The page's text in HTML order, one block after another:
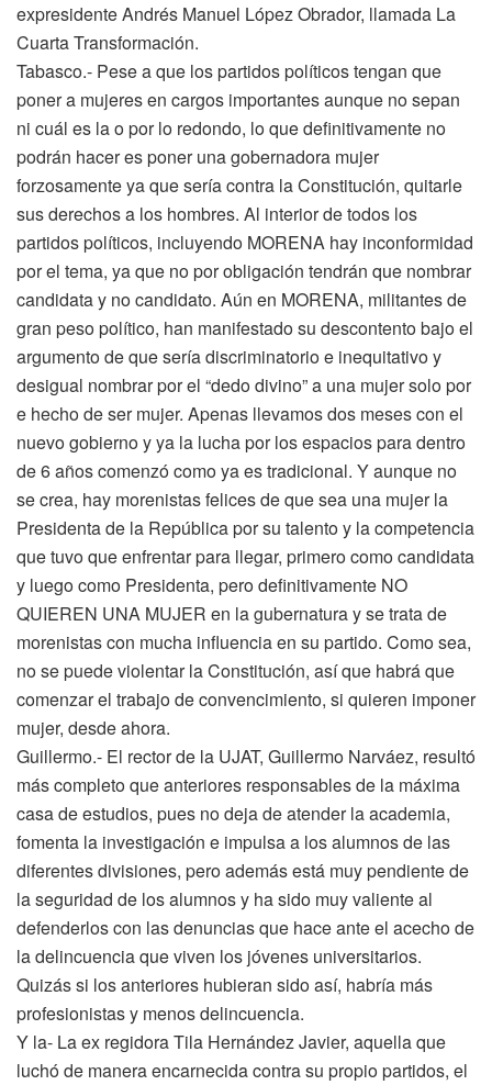
expresidente Andrés Manuel López Obrador, llamada La
Cuarta Transformación.
Tabasco.- Pese a que los partidos políticos tengan que
poner a mujeres en cargos importantes aunque no sepan
ni cuál es la o por lo redondo, lo que definitivamente no
podrán hacer es poner una gobernadora mujer
forzosamente ya que sería contra la Constitución, quitarle
sus derechos a los hombres. Al interior de todos los
partidos políticos, incluyendo MORENA hay inconformidad
por el tema, ya que no por obligación tendrán que nombrar
candidata y no candidato. Aún en MORENA, militantes de
gran peso político, han manifestado su descontento bajo el
argumento de que sería discriminatorio e inequitativo y
desigual nombrar por el “dedo divino” a una mujer solo por
e hecho de ser mujer. Apenas llevamos dos meses con el
nuevo gobierno y ya la lucha por los espacios para dentro
de 6 años comenzó como ya es tradicional. Y aunque no
se crea, hay morenistas felices de que sea una mujer la
Presidenta de la República por su talento y la competencia
que tuvo que enfrentar para llegar, primero como candidata
y luego como Presidenta, pero definitivamente NO
QUIEREN UNA MUJER en la gubernatura y se trata de
morenistas con mucha influencia en su partido. Como sea,
no se puede violentar la Constitución, así que habrá que
comenzar el trabajo de convencimiento, si quieren imponer
mujer, desde ahora.
Guillermo.- El rector de la UJAT, Guillermo Narváez, resultó
más completo que anteriores responsables de la máxima
casa de estudios, pues no deja de atender la academia,
fomenta la investigación e impulsa a los alumnos de las
diferentes divisiones, pero además está muy pendiente de
la seguridad de los alumnos y ha sido muy valiente al
defenderlos con las denuncias que hace ante el acecho de
la delincuencia que viven los jóvenes universitarios.
Quizás si los anteriores hubieran sido así, habría más
profesionistas y menos delincuencia.
Y la- La ex regidora Tila Hernández Javier, aquella que
luchó de manera encarnecida contra su propio partidos, el